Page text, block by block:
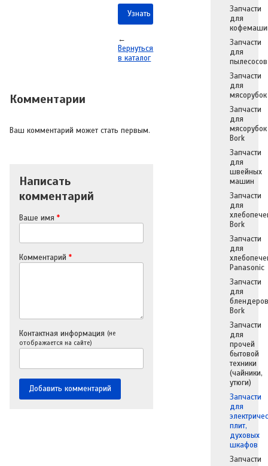
Запчасти
для
Запчасти
для
пылесосов
Запчасти
для
мясорубок
Запчасти
для
мясорубок
Bork
Запчасти
для
швейных
машин
Запчасти
для
Bork
Запчасти
для
Panasonic
Запчасти
для
блендеров
Bork
Запчасти
для
прочей
бытовой
техники
(чайники,
утюги)
Запчасти
для
плит,
духовых
шкафов
Запчасти
Узнать о поступлении
←
Вернуться
в каталог
Комментарии
Ваш комментарий может стать первым.
Написать
комментарий
Ваше имя *
Комментарий *
Контактная информация (не
отображается на сайте)